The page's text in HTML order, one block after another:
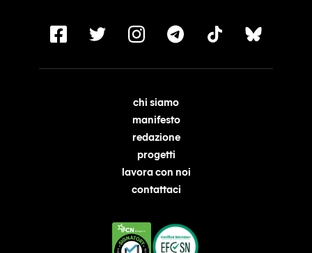
chi siamo
manifesto
redazione
progetti
lavora con noi
contattaci